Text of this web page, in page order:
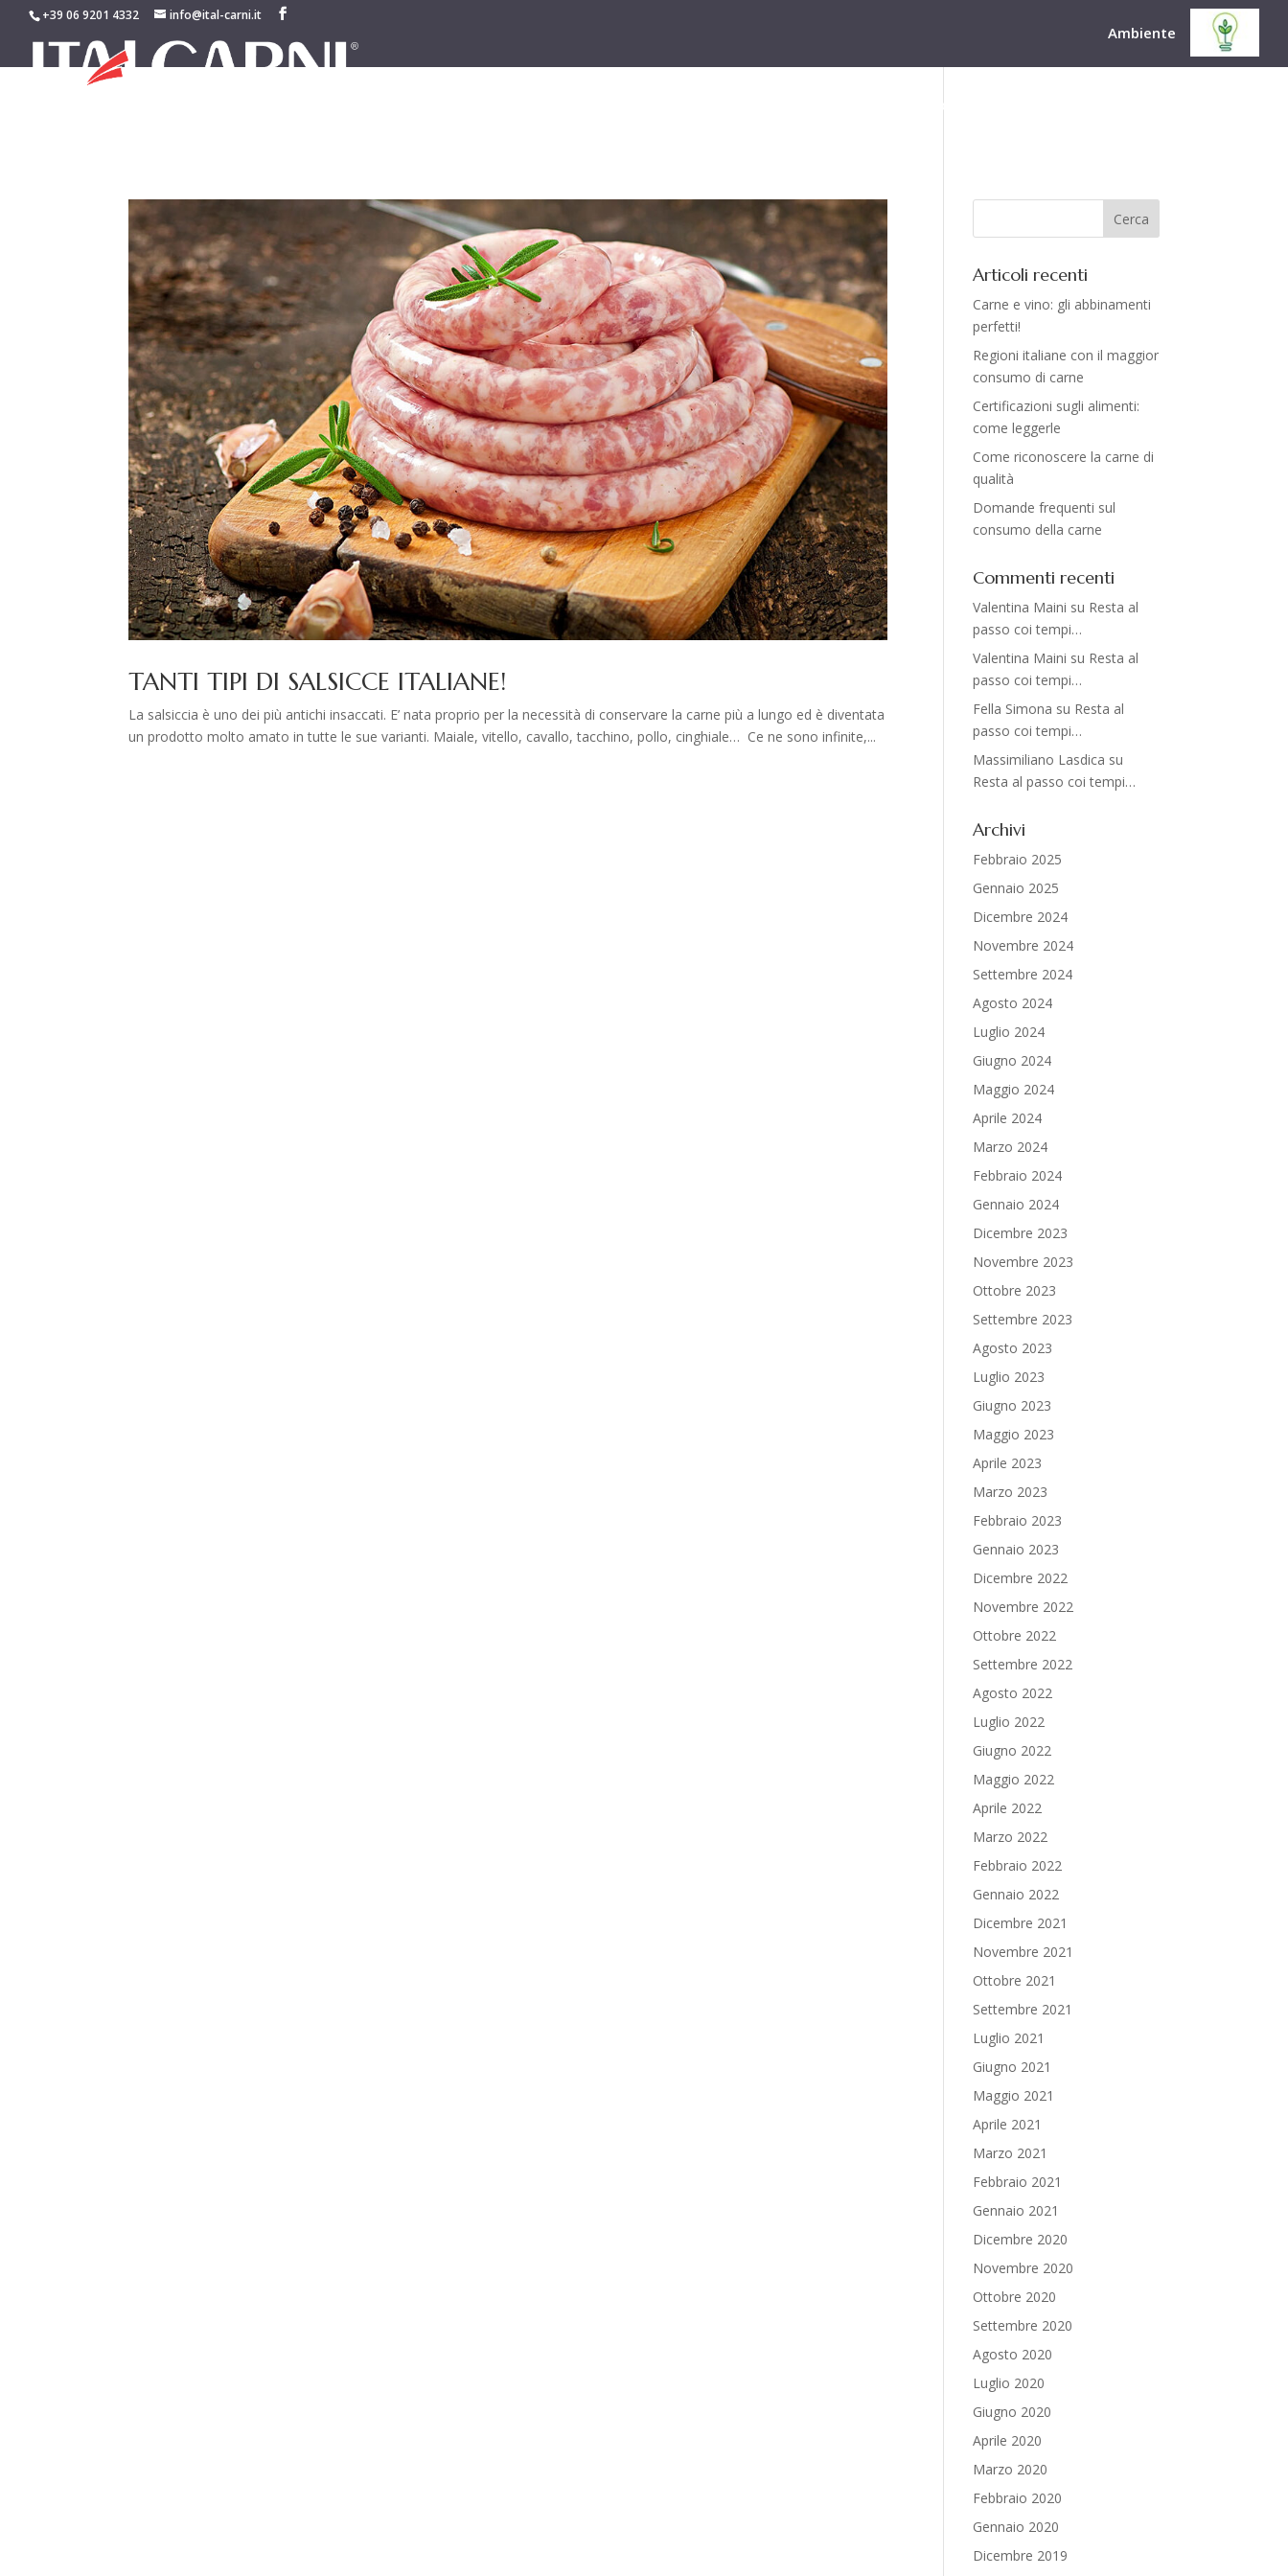
+39 06 9201 4332 info@ital-carni.it
Ambiente
Lo Stabilimento
TANTI TIPI DI SALSICCE ITALIANE!
La salsiccia è uno dei più antichi insaccati. E’ nata proprio per la necessità di conservare la carne più a lungo ed è diventata
un prodotto molto amato in tutte le sue varianti. Maiale, vitello, cavallo, tacchino, pollo, cinghiale… Ce ne sono infinite,...
Articoli recenti
Carne e vino: gli abbinamenti
perfetti!
Regioni italiane con il maggior
consumo di carne
Certificazioni sugli alimenti:
come leggerle
Come riconoscere la carne di
qualità
Domande frequenti sul
consumo della carne
Commenti recenti
Valentina Maini su Resta al
passo coi tempi…
Valentina Maini su Resta al
passo coi tempi…
Fella Simona su Resta al
passo coi tempi…
Massimiliano Lasdica su
Resta al passo coi tempi…
Archivi
Febbraio 2025
Gennaio 2025
Dicembre 2024
Novembre 2024
Settembre 2024
Agosto 2024
Luglio 2024
Giugno 2024
Maggio 2024
Aprile 2024
Marzo 2024
Febbraio 2024
Gennaio 2024
Dicembre 2023
Novembre 2023
Ottobre 2023
Settembre 2023
Agosto 2023
Luglio 2023
Giugno 2023
Maggio 2023
Aprile 2023
Marzo 2023
Febbraio 2023
Gennaio 2023
Dicembre 2022
Novembre 2022
Ottobre 2022
Settembre 2022
Agosto 2022
Luglio 2022
Giugno 2022
Maggio 2022
Aprile 2022
Marzo 2022
Febbraio 2022
Gennaio 2022
Dicembre 2021
Novembre 2021
Ottobre 2021
Settembre 2021
Luglio 2021
Giugno 2021
Maggio 2021
Aprile 2021
Marzo 2021
Febbraio 2021
Gennaio 2021
Dicembre 2020
Novembre 2020
Ottobre 2020
Settembre 2020
Agosto 2020
Luglio 2020
Giugno 2020
Aprile 2020
Marzo 2020
Febbraio 2020
Gennaio 2020
Dicembre 2019